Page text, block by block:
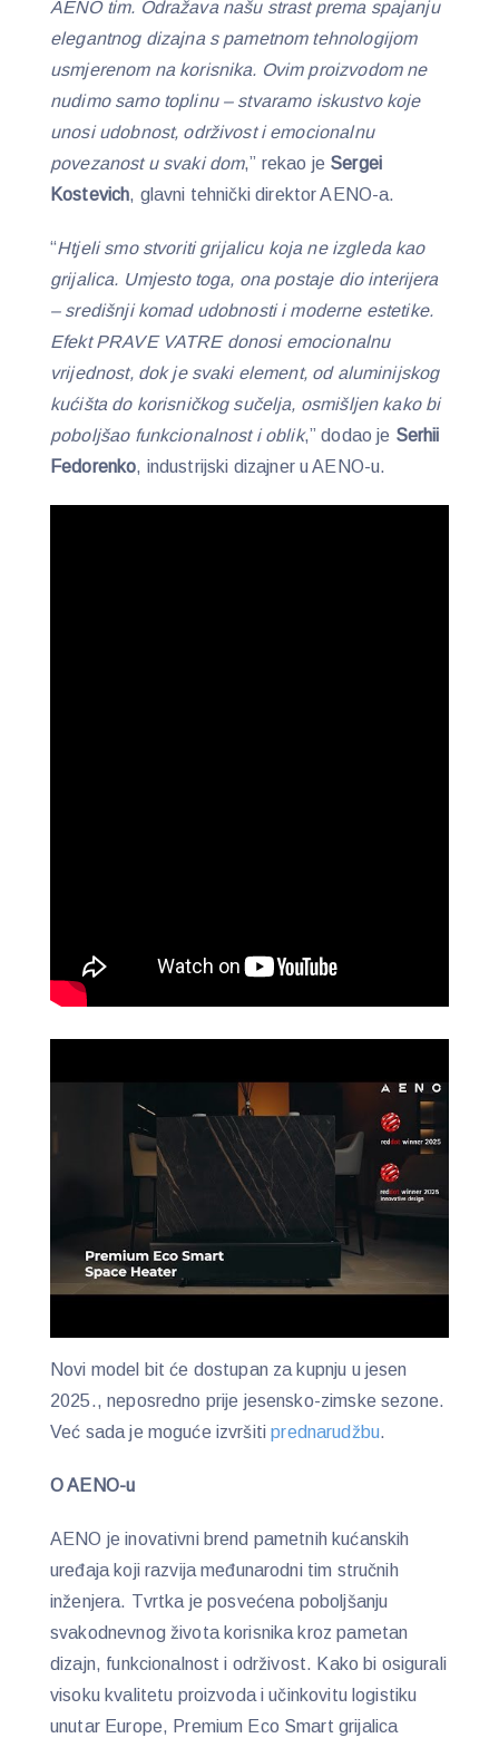
AENO tim. Odražava našu strast prema spajanju
elegantnog dizajna s pametnom tehnologijom
usmjerenom na korisnika. Ovim proizvodom ne
nudimo samo toplinu – stvaramo iskustvo koje
unosi udobnost, održivost i emocionalnu
povezanost u svaki dom,” rekao je Sergei
Kostevich, glavni tehnički direktor AENO-a.
“Htjeli smo stvoriti grijalicu koja ne izgleda kao
grijalica. Umjesto toga, ona postaje dio interijera
– središnji komad udobnosti i moderne estetike.
Efekt PRAVE VATRE donosi emocionalnu
vrijednost, dok je svaki element, od aluminijskog
kućišta do korisničkog sučelja, osmišljen kako bi
poboljšao funkcionalnost i oblik,” dodao je Serhii
Fedorenko, industrijski dizajner u AENO-u.
Novi model bit će dostupan za kupnju u jesen
2025., neposredno prije jesensko-zimske sezone.
Već sada je moguće izvršitiprednarudžbu.
O AENO-u
AENO je inovativni brend pametnih kućanskih
uređaja koji razvija međunarodni tim stručnih
inženjera. Tvrtka je posvećena poboljšanju
svakodnevnog života korisnika kroz pametan
dizajn, funkcionalnost i održivost. Kako bi osigurali
visoku kvalitetu proizvoda i učinkovitu logistiku
unutar Europe, Premium Eco Smart grijalica